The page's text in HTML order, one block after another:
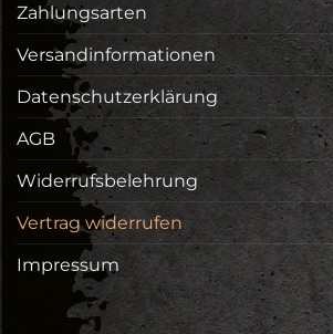
Zahlungsarten
Versandinformationen
Datenschutzerklärung
AGB
Widerrufsbelehrung
Vertrag widerrufen
Impressum